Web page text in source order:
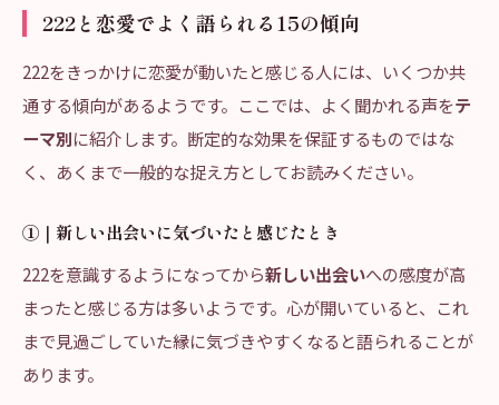
222と恋愛でよく語られる15の傾向
222をきっかけに恋愛が動いたと感じる人には、いくつか共
通する傾向があるようです。ここでは、よく聞かれる声をテ
ーマ別に紹介します。断定的な効果を保証するものではな
く、あくまで一般的な捉え方としてお読みください。
①｜新しい出会いに気づいたと感じたとき
222を意識するようになってから新しい出会いへの感度が高
まったと感じる方は多いようです。心が開いていると、これ
まで見過ごしていた縁に気づきやすくなると語られることが
あります。